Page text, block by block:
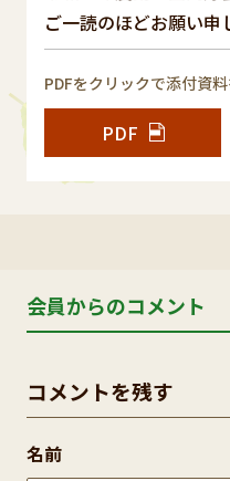
ご一読のほどお願い申
PDFをクリックで添付資
PDF
会員からのコメント
コメントを残す
名前